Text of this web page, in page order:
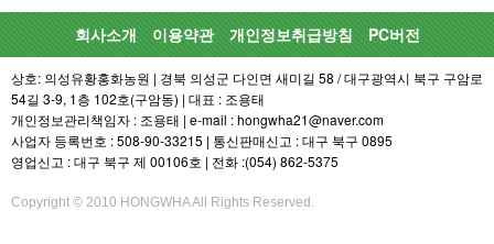
회사소개 이용약관 개인정보취급방침 PC버전
상호: 의성유황홍화농원 | 경북 의성군 다인면 새미길 58 / 대구광역시 북구 구암로
54길 3-9, 1층 102호(구암동) | 대표 : 조용태
개인정보관리책임자 : 조용태 | e-mail : hongwha21@naver.com
사업자 등록번호 : 508-90-33215 | 통신판매신고 : 대구 북구 0895
영업신고 : 대구 북구 제 00106호 | 전화 :(054) 862-5375
Copyright © 2010 HONGWHA All Rights Reserved.